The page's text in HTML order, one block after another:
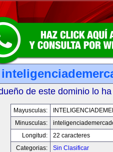
de este dominio lo
Mayusculas:
Minusculas:
Longitud:
22 caracteres
Categorias:
Sin Clasificar